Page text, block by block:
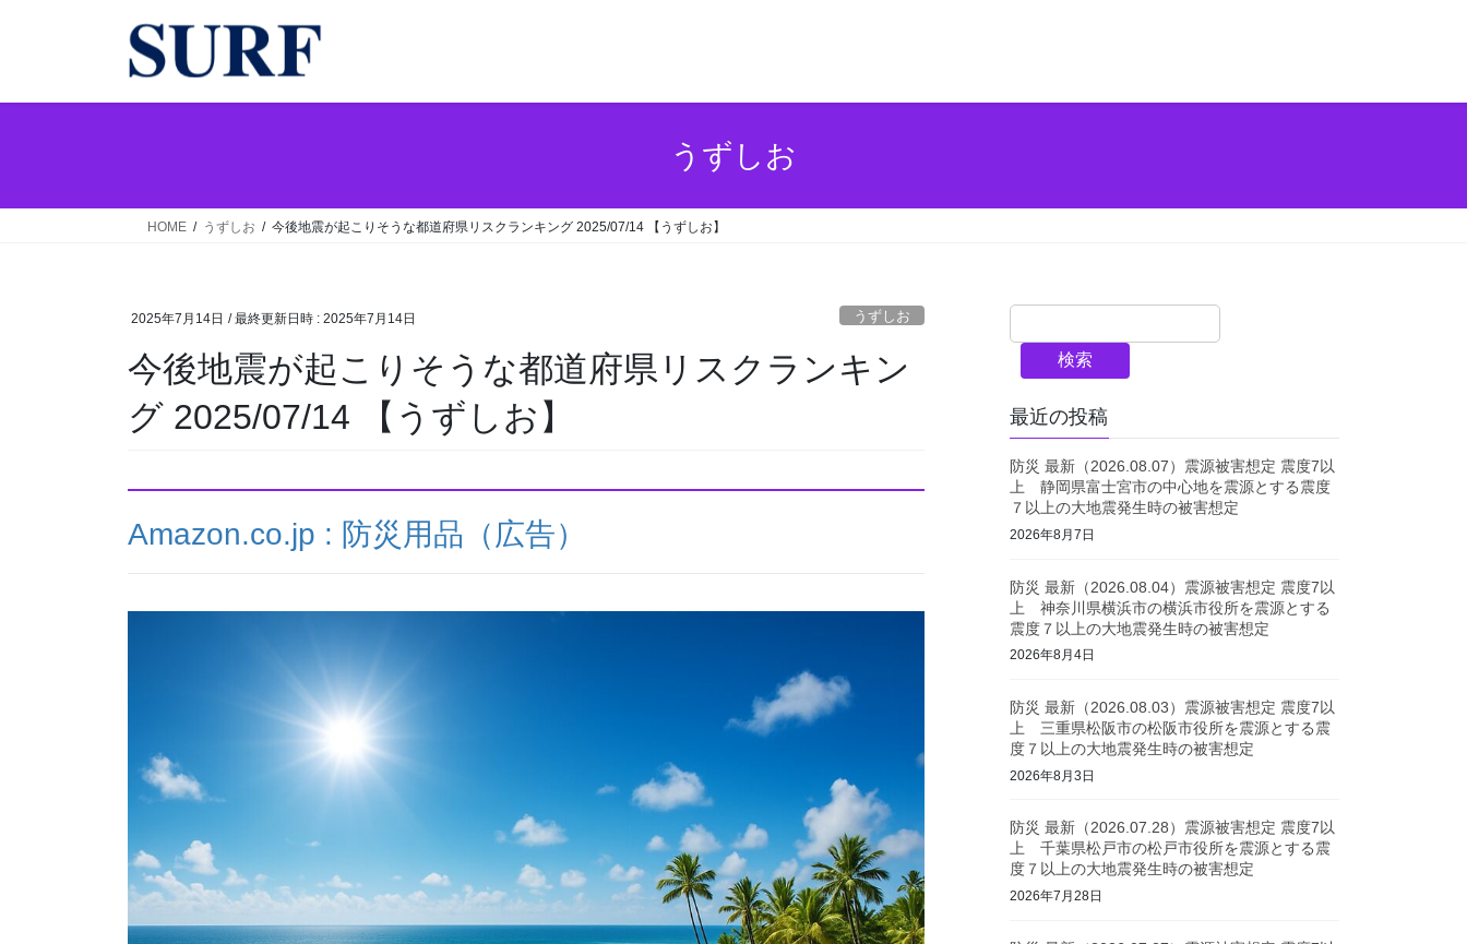
うずしお
HOME うずしお 今後地震が起こりそうな都道府県リスクランキング 2025/07/14 【うずしお】
2025年7月14日 / 最終更新日時 : 2025年7月14日 うずしお
今後地震が起こりそうな都道府県リスクランキン
グ 2025/07/14 【うずしお】
Amazon.co.jp : 防災用品（広告）
検索
最近の投稿
防災 最新（2026.08.07）震源被害想定 震度7以
上 静岡県富士宮市の中心地を震源とする震度
７以上の大地震発生時の被害想定
2026年8月7日
防災 最新（2026.08.04）震源被害想定 震度7以
上 神奈川県横浜市の横浜市役所を震源とする
震度７以上の大地震発生時の被害想定
2026年8月4日
防災 最新（2026.08.03）震源被害想定 震度7以
上 三重県松阪市の松阪市役所を震源とする震
度７以上の大地震発生時の被害想定
2026年8月3日
防災 最新（2026.07.28）震源被害想定 震度7以
上 千葉県松戸市の松戸市役所を震源とする震
度７以上の大地震発生時の被害想定
2026年7月28日